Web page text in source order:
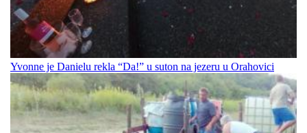
Yvonne je Danielu rekla “Da!” u suton na jezeru u Orahovici